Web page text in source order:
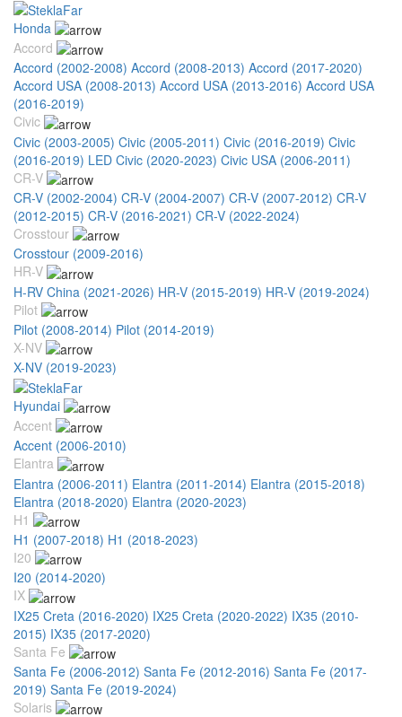
Honda
Accord
Accord (2002-2008) Accord (2008-2013) Accord (2017-2020)
Accord USA (2008-2013) Accord USA (2013-2016) Accord USA
(2016-2019)
Civic
Civic (2003-2005) Civic (2005-2011) Civic (2016-2019) Civic
(2016-2019) LED Civic (2020-2023) Civic USA (2006-2011)
CR-V
CR-V (2002-2004) CR-V (2004-2007) CR-V (2007-2012) CR-V
(2012-2015) CR-V (2016-2021) CR-V (2022-2024)
Crosstour
Crosstour (2009-2016)
HR-V
H-RV China (2021-2026) HR-V (2015-2019) HR-V (2019-2024)
Pilot
Pilot (2008-2014) Pilot (2014-2019)
X-NV
X-NV (2019-2023)
Hyundai
Accent
Accent (2006-2010)
Elantra
Elantra (2006-2011) Elantra (2011-2014) Elantra (2015-2018)
Elantra (2018-2020) Elantra (2020-2023)
H1
H1 (2007-2018) H1 (2018-2023)
I20
I20 (2014-2020)
IX
IX25 Creta (2016-2020) IX25 Creta (2020-2022) IX35 (2010-
2015) IX35 (2017-2020)
Santa Fe
Santa Fe (2006-2012) Santa Fe (2012-2016) Santa Fe (2017-
2019) Santa Fe (2019-2024)
Solaris